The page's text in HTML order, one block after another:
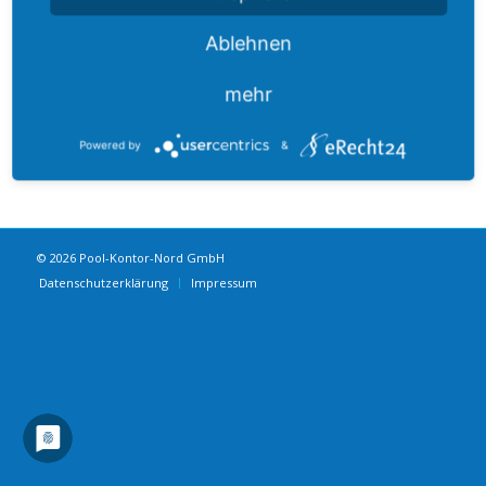
© 2026 Pool-Kontor-Nord GmbH
Datenschutzerklärung
Impressum
Ablehnen
mehr
Powered by &